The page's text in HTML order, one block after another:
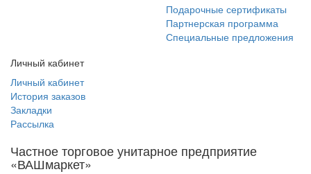
Подарочные сертификаты
Партнерская программа
Специальные предложения
Личный кабинет
Личный кабинет
История заказов
Закладки
Рассылка
Частное торговое унитарное предприятие
«ВАШмаркет»